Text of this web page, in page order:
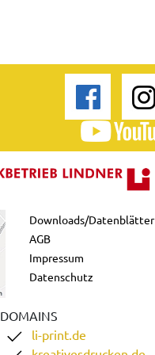
Downloads/Datenblätter
AGB
Impressum
Datenschutz
DOMAINS
li-print.de